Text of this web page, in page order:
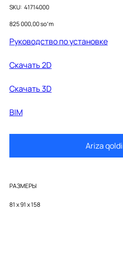
SKU:
SKU
41714000
41714000
Price
825 000,00 soʻm
Руководство по установке
Cкачать 2D
Cкачать 3D
BIM
Ariza
РАЗМЕРЫ
81 x 91 x 158